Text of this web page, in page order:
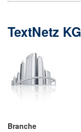
TextNetz KG
Branche